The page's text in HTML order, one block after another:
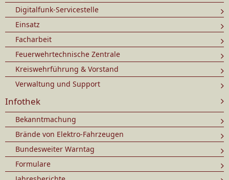
Digitalfunk-Servicestelle
Einsatz
Facharbeit
Feuerwehrtechnische Zentrale
Kreiswehrführung & Vorstand
Verwaltung und Support
Infothek
Bekanntmachung
Brände von Elektro-Fahrzeugen
Bundesweiter Warntag
Formulare